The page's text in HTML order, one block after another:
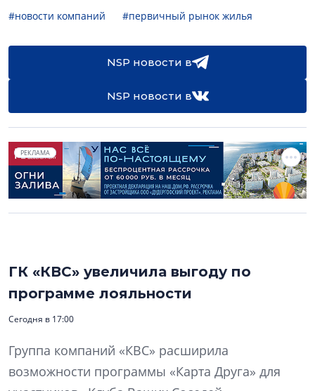
#новости компаний #первичный рынок жилья
NSP новости в
NSP новости в
РЕКЛАМА
ГК «КВС» увеличила выгоду по
программе лояльности
Сегодня в 17:00
Группа компаний «КВС» расширила
возможности программы «Карта Друга» для